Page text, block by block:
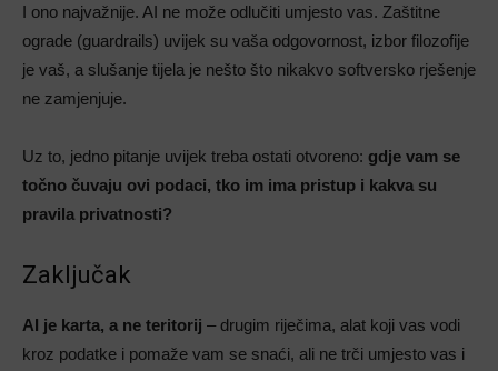
I ono najvažnije. AI ne može odlučiti umjesto vas. Zaštitne
ograde (guardrails) uvijek su vaša odgovornost, izbor filozofije
je vaš, a slušanje tijela je nešto što nikakvo softversko rješenje
ne zamjenjuje.
Uz to, jedno pitanje uvijek treba ostati otvoreno: gdje vam se
točno čuvaju ovi podaci, tko im ima pristup i kakva su
pravila privatnosti?
Zaključak
AI je karta, a ne teritorij – drugim riječima, alat koji vas vodi
kroz podatke i pomaže vam se snaći, ali ne trči umjesto vas i